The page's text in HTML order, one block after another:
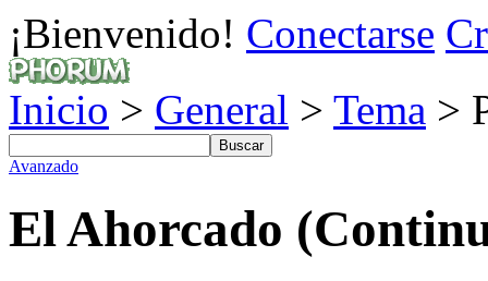
¡Bienvenido! Conectarse
Inicio > General > Tema >
Avanzado
El Ahorcado